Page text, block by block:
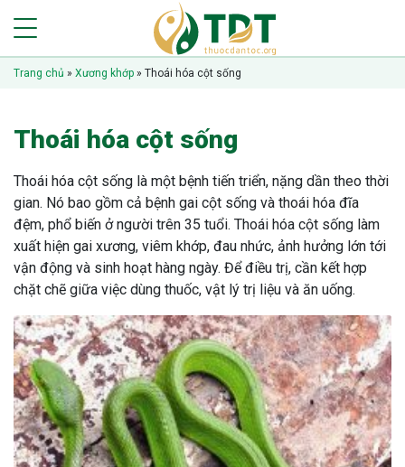
Trang chủ » Xương khớp » Thoái hóa cột sống
Thoái hóa cột sống
Thoái hóa cột sống là một bệnh tiến triển, nặng dần theo thời
gian. Nó bao gồm cả bệnh gai cột sống và thoái hóa đĩa
đệm, phổ biến ở người trên 35 tuổi. Thoái hóa cột sống làm
xuất hiện gai xương, viêm khớp, đau nhức, ảnh hưởng lớn tới
vận động và sinh hoạt hàng ngày. Để điều trị, cần kết hợp
chặt chẽ giữa việc dùng thuốc, vật lý trị liệu và ăn uống.